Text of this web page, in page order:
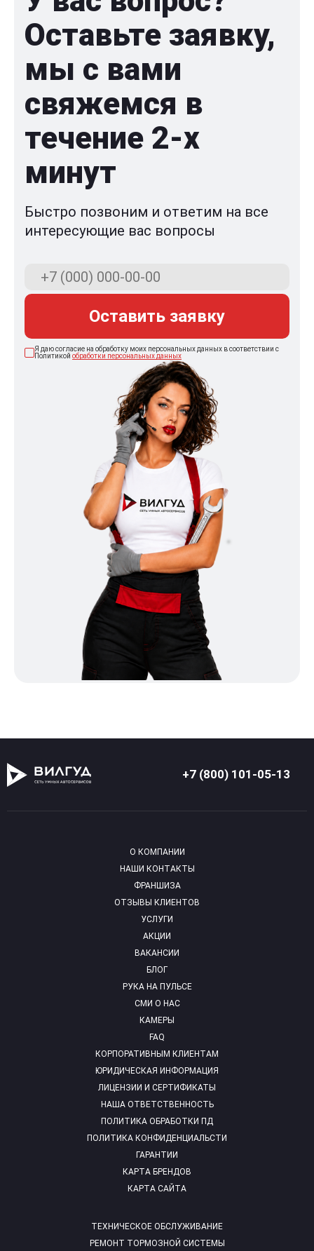
Оставьте заявку,
мы с вами
свяжемся в
течение 2-x
минут
Быстро позвоним и ответим на все
интересующие вас вопросы
Оставить заявку
Я даю согласие на обработку моих персональных данных в соответствии с
Политикой обработки персональных данных
+7 (800) 101-05-13
О КОМПАНИИ
НАШИ КОНТАКТЫ
ФРАНШИЗА
ОТЗЫВЫ КЛИЕНТОВ
УСЛУГИ
АКЦИИ
ВАКАНСИИ
БЛОГ
РУКА НА ПУЛЬСЕ
СМИ О НАС
КАМЕРЫ
FAQ
ТЕХНИЧЕСКОЕ ОБСЛУЖИВАНИЕ
РЕМОНТ ТОРМОЗНОЙ СИСТЕМЫ
КОРПОРАТИВНЫМ КЛИЕНТАМ
ЮРИДИЧЕСКАЯ ИНФОРМАЦИЯ
ЛИЦЕНЗИИ И СЕРТИФИКАТЫ
НАША ОТВЕТСТВЕННОСТЬ
ПОЛИТИКА ОБРАБОТКИ ПД
ПОЛИТИКА КОНФИДЕНЦИАЛЬСТИ
ГАРАНТИИ
КАРТА БРЕНДОВ
КАРТА САЙТА